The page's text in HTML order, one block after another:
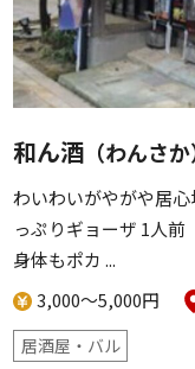
和ん酒 （わんさか
わいわいがやがや居
っぷりギョーザ 1人
身体もポカ ...
3,000～5,000円
居酒屋・バル